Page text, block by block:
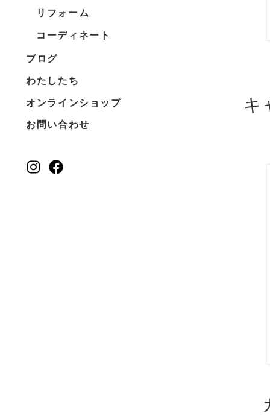
リフォーム
コーディネート
ブログ
わたしたち
オンラインショップ
お問い合わせ
キ